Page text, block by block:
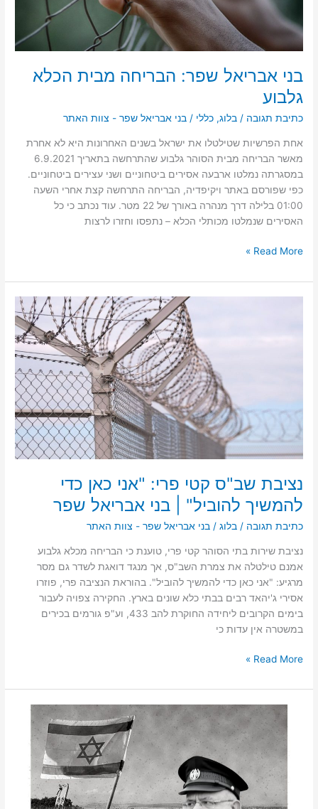
בני אבריאל שפר: הבריחה מבית הכלא
גלבוע
כתיבת תגובה /בלוג,כללי /בני אבריאל שפר - צוות האתר
אחת הפרשיות שטילטלו את ישראל בשנים האחרונות היא לא אחרת
מאשר הבריחה מבית הסוהר גלבוע שהתרחשה בתאריך 6.9.2021
במסגרתה נמלטו ארבעה אסירים ביטחוניים ושני עצירים ביטחוניים.
כפי שפורסם באתר ויקיפדיה, הבריחה התרחשה קצת אחרי השעה
01:00 בלילה דרך מנהרה באורך של 22 מטר. עוד נכתב כי כל
האסירים שנמלטו מכותלי הכלא – נתפסו וחזרו לרצות
Read More »
נציבת שב"ס קטי פרי: "אני כאן כדי
להמשיך להוביל" | בני אבריאל שפר
כתיבת תגובה /בלוג /בני אבריאל שפר - צוות האתר
נציבת שירות בתי הסוהר קטי פרי, טוענת כי הבריחה מכלא גלבוע
אמנם טילטלה את צמרת השב"ס, אך מנגד דואגת לשדר גם מסר
מרגיע: "אני כאן כדי להמשיך להוביל". בהוראת הנציבה פרי, פוזרו
אסירי ג'יהאד רבים בבתי כלא שונים בארץ. החקירה צפויה לעבור
בימים הקרובים ליחידה החוקרת להב 433, וע"פ גורמים בכירים
במשטרה אין עדות כי
להמשיך
להוביל"
בני
שפר
Read More »
שפר:
הכירו
היחידות
בשב"ס